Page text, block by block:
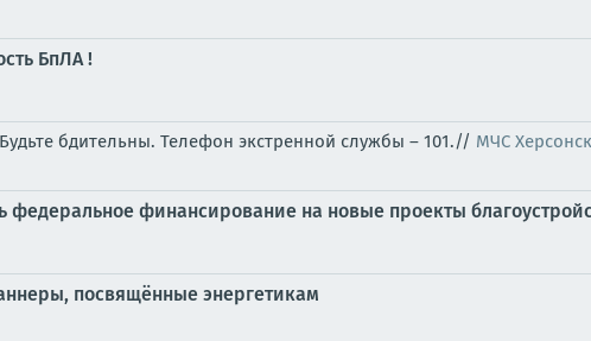
БпЛА !
бдительны. Телефон экстренной службы – 101.// МЧС
федеральное финансирование на новые проекты
посвящённые энергетикам